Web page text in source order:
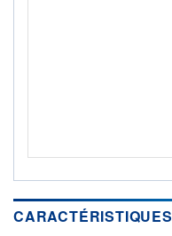
2/7
CARACTÉRISTIQUES